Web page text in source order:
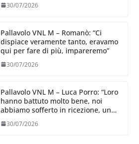
30/07/2026
Pallavolo VNL M – Romanò: “Ci
dispiace veramente tanto, eravamo
qui per fare di più, impareremo”
30/07/2026
Pallavolo VNL M – Luca Porro: “Loro
hanno battuto molto bene, noi
abbiamo sofferto in ricezione, uno
30/07/2026